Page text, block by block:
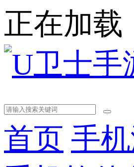
正在加载
首页 手